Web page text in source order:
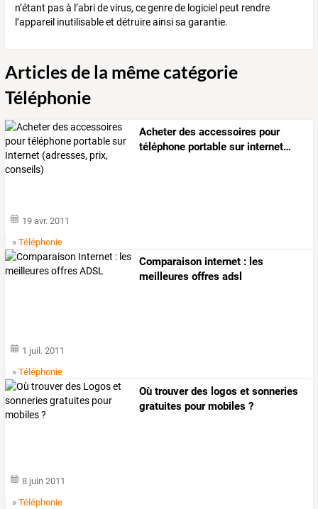
n’étant pas à l’abri de virus, ce genre de logiciel peut rendre
l’appareil inutilisable et détruire ainsi sa garantie.
Articles de la même catégorie
Téléphonie
Acheterdes accessoires pour
téléphone portable surinternet…
19 avr. 2011
»Téléphonie
Comparaison internet : les
meilleures offres adsl
1 juil. 2011
»Téléphonie
Où trouver des logos et sonneries
gratuites pour mobiles ?
8 juin 2011
»Téléphonie